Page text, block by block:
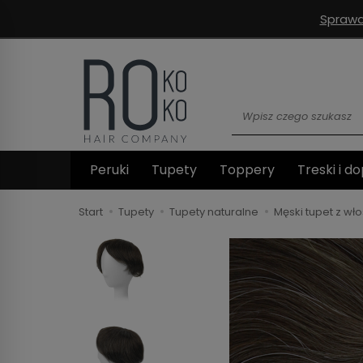
Peruki Tupety Toppery Treski i
Start Tupety Tupety naturalne Męski tupet z